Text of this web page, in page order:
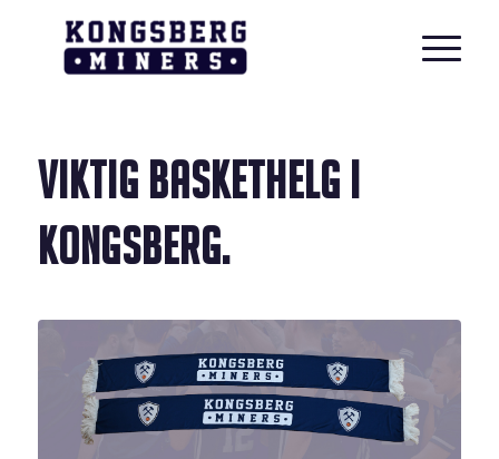
VIKTIG BASKETHELG I
KONGSBERG.